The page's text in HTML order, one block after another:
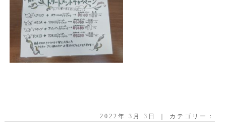
2022年 3月 3日 ｜ カテゴリー：